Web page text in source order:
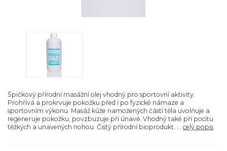
Špičkový přírodní masážní olej vhodný pro sportovní aktivity.
Prohřívá a prokrvuje pokožku před i po fyzické námaze a
sportovním výkonu. Masáž kůže namožených částí těla uvolňuje a
regeneruje pokožku, povzbuzuje při únavě. Vhodný také při pocitu
těžkých a unavených nohou. Čistý přírodní bioprodukt. ... celý popis